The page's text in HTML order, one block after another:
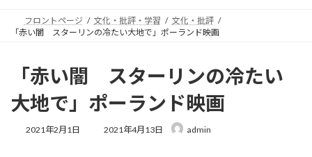
フロントページ 文化・批評・学習
文化・批評
「赤い闇 スターリンの冷たい大地で」ポーランド映画
「赤い闇 スターリンの冷たい
大地で」ポーランド映画
2021年2月1日
最
2021年4月13日 admin